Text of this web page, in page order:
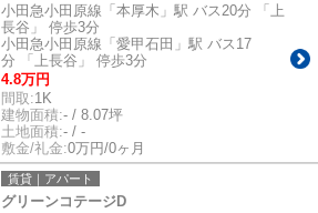
小田急小田原線「本厚木」駅 バス20分 「上
長谷」 停歩3分
小田急小田原線「愛甲石田」駅 バス17
分 「上長谷」 停歩3分
4.8万円
間取:1K
建物面積:- / 8.07坪
土地面積:- / -
敷金/礼金:0万円/0ヶ月
賃貸｜アパート
グリーンコテージD